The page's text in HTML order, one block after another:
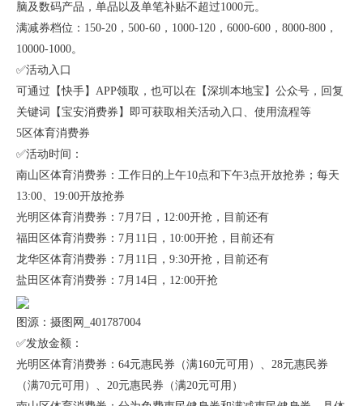
脑及数码产品，单品以及单笔补贴不超过1000元。
满减券档位：150-20，500-60，1000-120，6000-600，8000-800，
10000-1000。
✅活动入口
可通过【快手】APP领取，也可以在【深圳本地宝】公众号，回复
关键词【宝安消费券】即可获取相关活动入口、使用流程等
5区体育消费券
✅活动时间：
南山区体育消费券：工作日的上午10点和下午3点开放抢券；每天
13:00、19:00开放抢券
光明区体育消费券：7月7日，12:00开抢，目前还有
福田区体育消费券：7月11日，10:00开抢，目前还有
龙华区体育消费券：7月11日，9:30开抢，目前还有
盐田区体育消费券：7月14日，12:00开抢
图源：摄图网_401787004
✅发放金额：
光明区体育消费券：64元惠民券（满160元可用）、28元惠民券
（满70元可用）、20元惠民券（满20元可用）